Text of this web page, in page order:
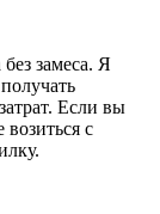
замеса. Я
Если вы
с